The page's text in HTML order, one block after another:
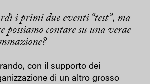
i primi due eventi “test”, ma
possiamo contare su una verae
con il supporto dei
di un altro grosso